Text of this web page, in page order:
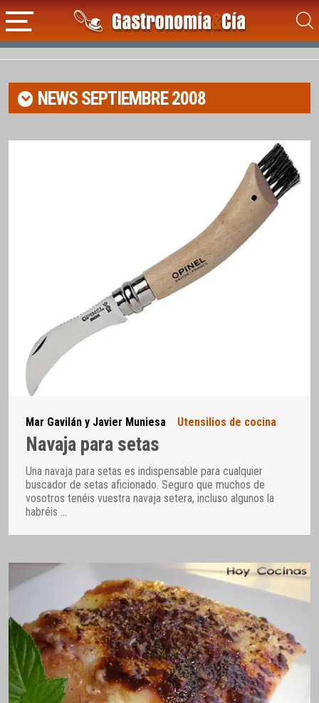
NEWS SEPTIEMBRE 2008
Mar Gavilán y Javier Muniesa Utensilios de cocina
Navaja para setas
Una navaja para setas es indispensable para cualquier
buscador de setas aficionado. Seguro que muchos de
vosotros tenéis vuestra navaja setera, incluso algunos la
habréis